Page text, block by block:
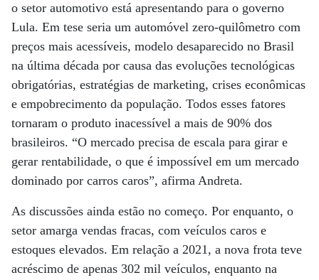
o setor automotivo está apresentando para o governo
Lula. Em tese seria um automóvel zero-quilômetro com
preços mais acessíveis, modelo desaparecido no Brasil
na última década por causa das evoluções tecnológicas
obrigatórias, estratégias de marketing, crises econômicas
e empobrecimento da população. Todos esses fatores
tornaram o produto inacessível a mais de 90% dos
brasileiros. “O mercado precisa de escala para girar e
gerar rentabilidade, o que é impossível em um mercado
dominado por carros caros”, afirma Andreta.
As discussões ainda estão no começo. Por enquanto, o
setor amarga vendas fracas, com veículos caros e
estoques elevados. Em relação a 2021, a nova frota teve
acréscimo de apenas 302 mil veículos, enquanto na